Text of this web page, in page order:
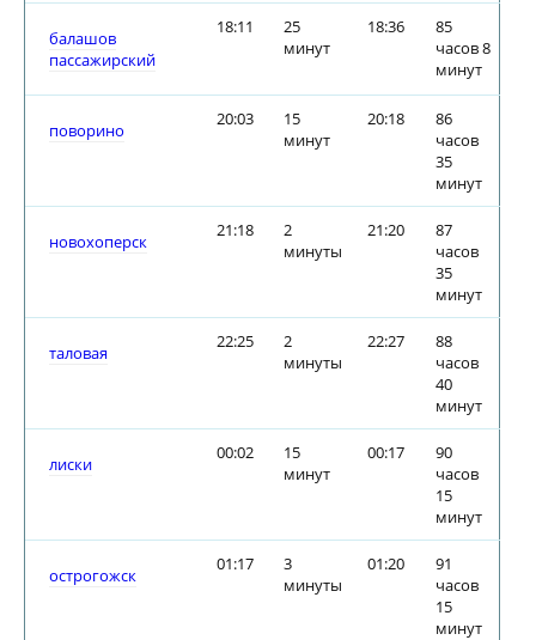
балашов
пассажирский
18:11
25
минут
18:36
85
часов 8
минут
поворино
20:03
15
минут
20:18
86
часов
35
минут
новохоперск
21:18
2
минуты
21:20
87
часов
35
минут
таловая
22:25
2
минуты
22:27
88
часов
40
минут
лиски
00:02
15
минут
00:17
90
часов
15
минут
острогожск
01:17
3
минуты
01:20
91
часов
15
минут